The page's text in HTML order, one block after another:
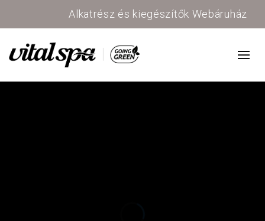
Alkatrész és kiegészítők Webáruház